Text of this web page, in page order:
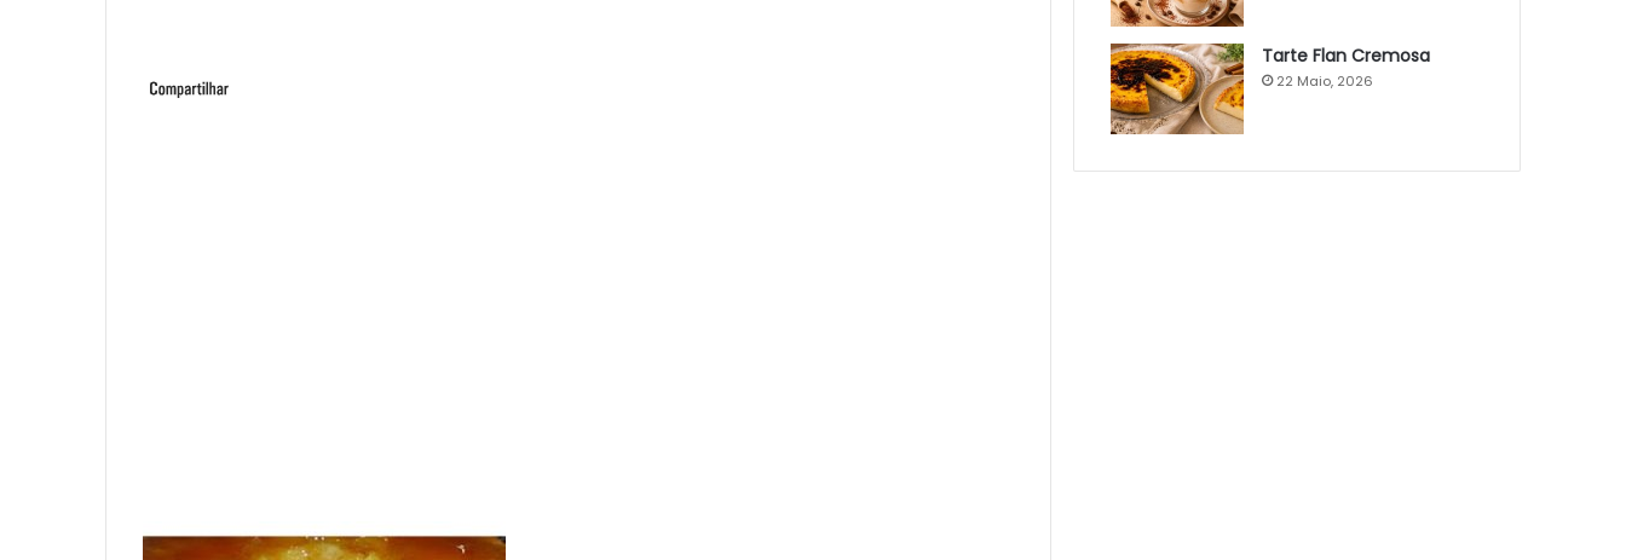
Tarte Flan Cremosa
22 Maio, 2026